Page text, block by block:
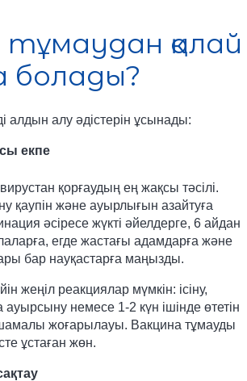
тұмаудан қалай
болады?
алдын алу әдістерін ұсынады:
екпе
қорғаудың ең жақсы тәсілі.
қаупін және ауырлығын азайтуға
әсіресе жүкті әйелдерге, 6 айдан
егде жастағы адамдарға және
бар науқастарға маңызды.
жеңіл реакциялар мүмкін: ісіну,
немесе 1-2 күн ішінде өтетін
жоғарылауы. Вакцина тұмауды
ұстаған жөн.